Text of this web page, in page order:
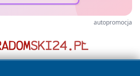
autopromocja